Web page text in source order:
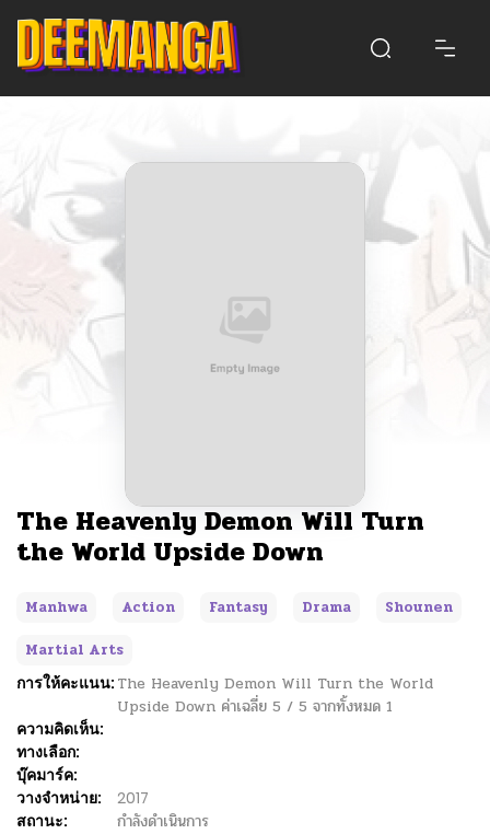
The Heavenly Demon Will Turn
the World Upside Down
Manhwa Action Fantasy Drama
Shounen
Martial Arts
การให้คะแนน: The Heavenly Demon Will Turn the World
Upside Down ค่าเฉลี่ย 5 / 5 จากทั้งหมด 1
ความคิดเห็น:
ทางเลือก:
บุ๊คมาร์ค:
วางจำหน่าย:
2017
สถานะ:
กำลังดำเนินการ